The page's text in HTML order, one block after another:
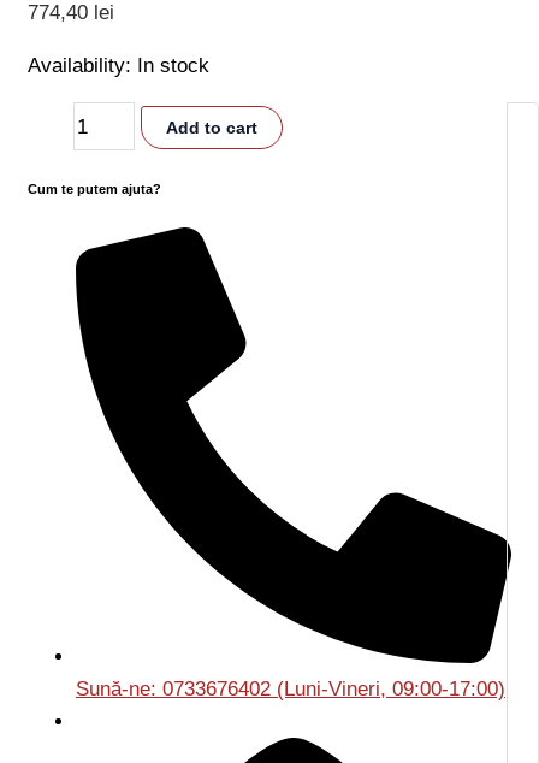
774,40 lei
Availability: In stock
Add to cart
Cum te putem ajuta?
Sună-ne: 0733676402 (Luni-Vineri, 09:00-17:00)